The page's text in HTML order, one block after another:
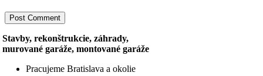
Stavby, rekonštrukcie, záhrady,
murované garáže, montované garáže
Pracujeme Bratislava a okolie